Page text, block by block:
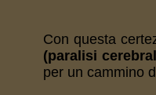
Con questa
(paralisi
per un cammino